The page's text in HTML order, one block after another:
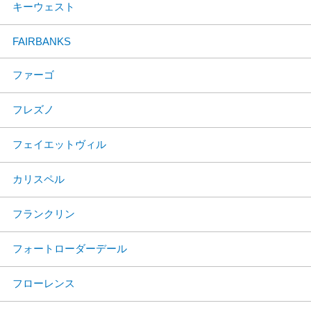
キーウェスト
FAIRBANKS
ファーゴ
フレズノ
フェイエットヴィル
カリスペル
フランクリン
フォートローダーデール
フローレンス